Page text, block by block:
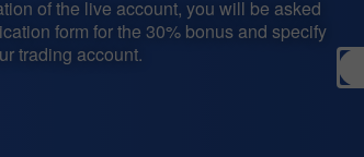
of the live account, you will be asked
form for the 30% bonus and specify
trading account.